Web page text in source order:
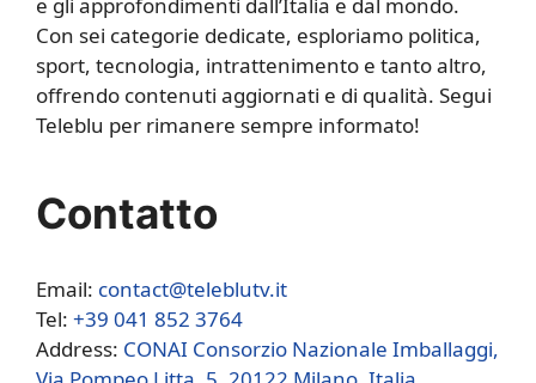
e gli approfondimenti dall’Italia e dal mondo.
Con sei categorie dedicate, esploriamo politica,
sport, tecnologia, intrattenimento e tanto altro,
offrendo contenuti aggiornati e di qualità. Segui
Teleblu per rimanere sempre informato!
Contatto
Email: contact@teleblutv.it
Tel: +39 041 852 3764
Address: CONAI Consorzio Nazionale Imballaggi,